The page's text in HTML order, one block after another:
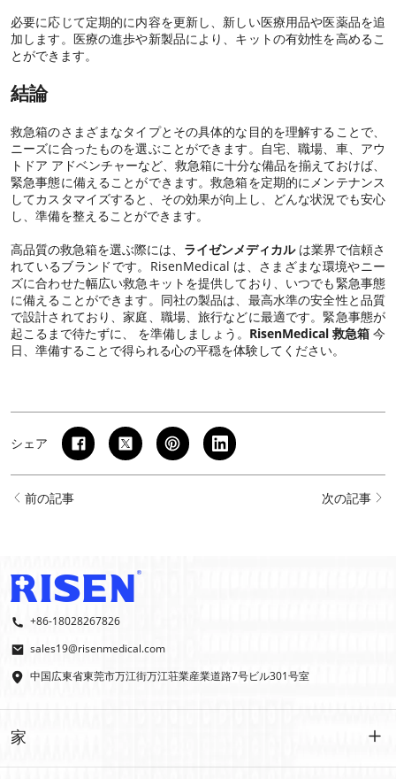
必要に応じて定期的に内容を更新し、新しい医療用品や医薬品を追
加します。医療の進歩や新製品により、キットの有効性を高めるこ
とができます。
結論
救急箱のさまざまなタイプとその具体的な目的を理解することで、
ニーズに合ったものを選ぶことができます。自宅、職場、車、アウ
トドア アドベンチャーなど、救急箱に十分な備品を揃えておけば、
緊急事態に備えることができます。救急箱を定期的にメンテナンス
してカスタマイズすると、その効果が向上し、どんな状況でも安心
し、準備を整えることができます。
高品質の救急箱を選ぶ際には、 ライゼンメディカルは業界で信頼さ
れているブランドです。RisenMedical は、さまざまな環境やニー
ズに合わせた幅広い救急キットを提供しており、いつでも緊急事態
に備えることができます。同社の製品は、最高水準の安全性と品質
で設計されており、家庭、職場、旅行などに最適です。緊急事態が
起こるまで待たずに、 を準備しましょう。 RisenMedical 救急箱 今
日、準備することで得られる心の平穏を体験してください。
シェア
前の記事 次の記事
+86-18028267826
sales19@risenmedical.com
中国広東省東莞市万江街万江荘業産業道路7号ビル301号室
家